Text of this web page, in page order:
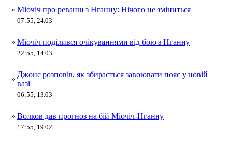
» Міочіч про реванш з Нганну: Нічого не зміниться
07:55, 24.03
» Міочіч поділився очікуваннями від бою з Нганну
22:55, 14.03
»
Джонс розповів, як збирається завоювати пояс у новій
вазі
06:55, 13.03
» Волков дав прогноз на бій Міочіч-Нганну
17:55, 19.02